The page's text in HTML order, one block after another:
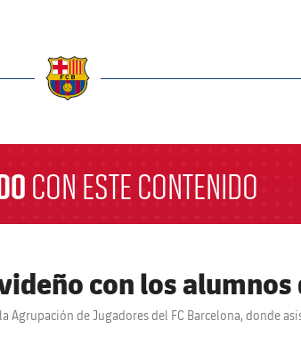
CON ESTE CONTENIDO
con los alumnos
Agrupación de Jugadores del FC Barcelona, donde